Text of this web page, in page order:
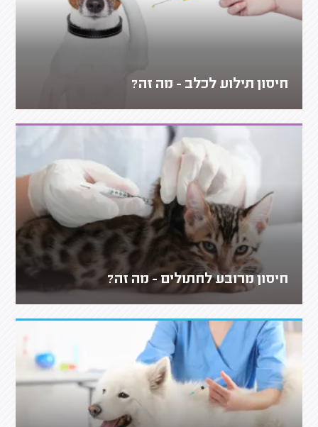
חיסון תילוע לכלב - מה זה?
חיסון מרובע לחתולים - מה זה?